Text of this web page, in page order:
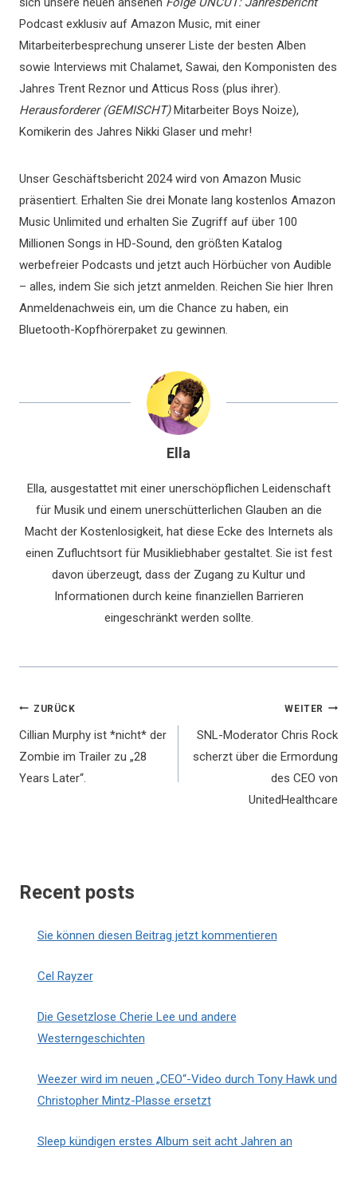
Podcast exklusiv auf Amazon Music, mit einer
Mitarbeiterbesprechung unserer Liste der besten Alben
sowie Interviews mit Chalamet, Sawai, den Komponisten des
Jahres Trent Reznor und Atticus Ross (plus ihrer).
Herausforderer (GEMISCHT)Mitarbeiter Boys Noize),
Komikerin des Jahres Nikki Glaser und mehr!
Unser Geschäftsbericht 2024 wird von Amazon Music
präsentiert. Erhalten Sie drei Monate lang kostenlos Amazon
Music Unlimited und erhalten Sie Zugriff auf über 100
Millionen Songs in HD-Sound, den größten Katalog
werbefreier Podcasts und jetzt auch Hörbücher von Audible
– alles, indem Sie sich jetzt anmelden. Reichen Sie hier Ihren
Anmeldenachweis ein, um die Chance zu haben, ein
Bluetooth-Kopfhörerpaket zu gewinnen.
Ella
Ella, ausgestattet mit einer unerschöpflichen Leidenschaft
für Musik und einem unerschütterlichen Glauben an die
Macht der Kostenlosigkeit, hat diese Ecke des Internets als
einen Zufluchtsort für Musikliebhaber gestaltet. Sie ist fest
davon überzeugt, dass der Zugang zu Kultur und
Informationen durch keine finanziellen Barrieren
eingeschränkt werden sollte.
Beitragsnavigation
ZURÜCK
Cillian Murphy ist *nicht* der
Zombie im Trailer zu „28
Years Later“.
WEITER
SNL-Moderator Chris Rock
scherzt über die Ermordung
des CEO von
UnitedHealthcare
Recent posts
Sie können diesen Beitrag jetzt kommentieren
Cel Rayzer
Die Gesetzlose Cherie Lee und andere
Westerngeschichten
Weezer wird im neuen „CEO“-Video durch Tony Hawk und
Christopher Mintz-Plasse ersetzt
Sleep kündigen erstes Album seit acht Jahren an